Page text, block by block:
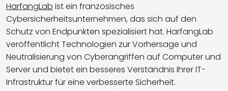
HarfangLab ist ein französisches
Cybersicherheitsunternehmen, das sich auf den
Schutz von Endpunkten spezialisiert hat. HarfangLab
veröffentlicht Technologien zur Vorhersage und
Neutralisierung von Cyberangriffen auf Computer und
Server und bietet ein besseres Verständnis Ihrer IT-
Infrastruktur für eine verbesserte Sicherheit.